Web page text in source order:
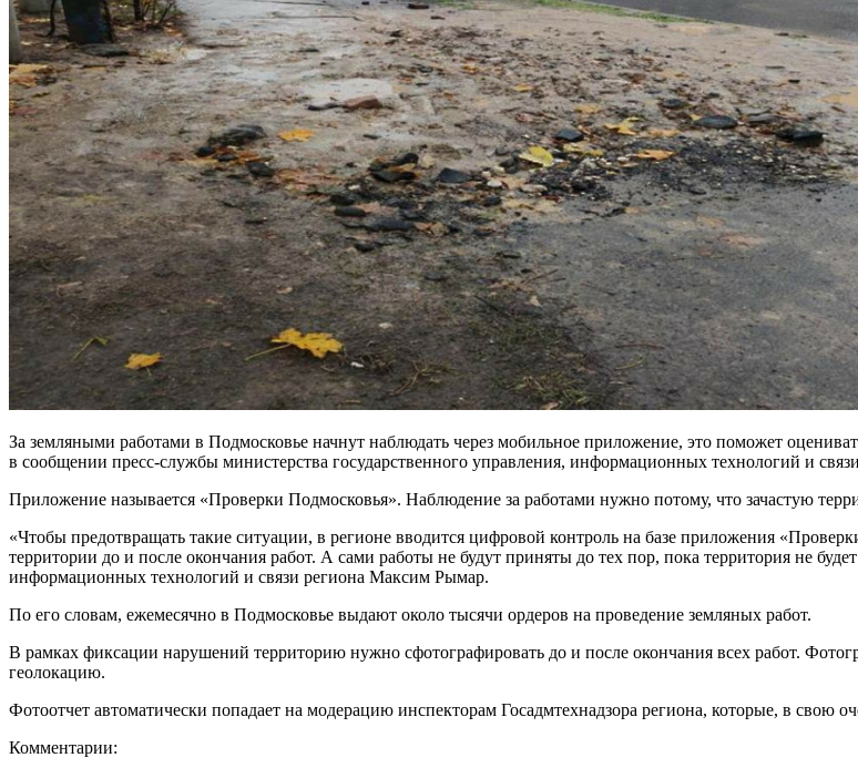
За земляными работами в Подмосковье начнут наблюдать через мобильное приложение, это поможет
в сообщении пресс-службы министерства государственного управления, информационных технологий и
Приложение называется «Проверки Подмосковья». Наблюдение за работами нужно потому, что зачастую
«Чтобы предотвращать такие ситуации, в регионе вводится цифровой контроль на базе приложения
территории до и после окончания работ. А сами работы не будут приняты до тех пор, пока территория не
информационных технологий и связи региона Максим Рымар.
По его словам, ежемесячно в Подмосковье выдают около тысячи ордеров на проведение земляных работ.
В рамках фиксации нарушений территорию нужно сфотографировать до и после окончания всех работ.
геолокацию.
Фотоотчет автоматически попадает на модерацию инспекторам Госадмтехнадзора региона, которые, в свою
Комментарии: